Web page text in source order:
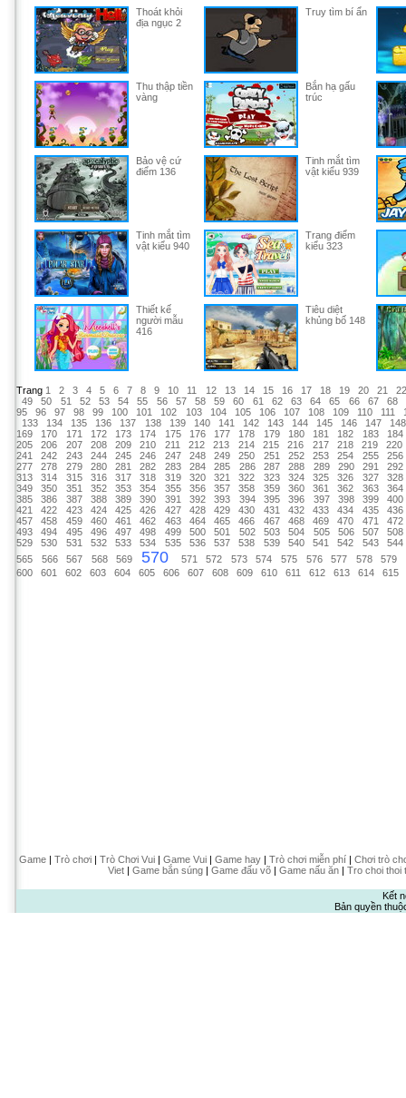
Thoát khỏi
địa ngục 2
Truy tìm bí ẩn
Thu thập tiền
vàng
Bắn hạ gấu
trúc
Bảo vệ cứ
điểm 136
Tinh mắt tìm
vật kiểu 939
Tinh mắt tìm
vật kiểu 940
Trang điểm
kiểu 323
Thiết kế
người mẫu
416
Tiêu diệt
khủng bố 148
Trang 1 2 3 4 5 6 7 8 9 10 11 12 13 14 15 16 17 18 19 20 21
22
49
50 51 52 53 54 55 56 57 58 59 60 61 62 63 64 65 66 67
68
95
96 97 98 99 100 101 102 103 104 105 106 107 108 109 110 111
133
134 135 136 137 138 139 140 141 142 143 144 145 146 147
148
169
170 171 172 173 174 175 176 177 178 179 180 181 182 183
184
205
206 207 208 209 210 211 212 213 214 215 216 217 218 219
220
241
242 243 244 245 246 247 248 249 250 251 252 253 254 255
256
277
278 279 280 281 282 283 284 285 286 287 288 289 290 291
292
313
314 315 316 317 318 319 320 321 322 323 324 325 326 327
328
349
350 351 352 353 354 355 356 357 358 359 360 361 362 363
364
385
386 387 388 389 390 391 392 393 394 395 396 397 398 399
400
421
422 423 424 425 426 427 428 429 430 431 432 433 434 435
436
457
458 459 460 461 462 463 464 465 466 467 468 469 470 471
472
493
494 495 496 497 498 499 500 501 502 503 504 505 506 507
508
529
530 531 532 533 534 535 536 537 538 539 540 541 542 543
544
565
566 567 568 569 570 571 572 573 574 575 576 577 578 579
600
601 602 603 604 605 606 607 608 609 610 611 612 613 614 615
Game| Trò chơi| Trò Chơi Vui| Game Vui| Game hay| Trò chơi miễn phí| Chơi trò
Viet| Game bắn súng| Game đấu võ| Game nấu ăn| Tro choi thoi
Kết
Bản quyền